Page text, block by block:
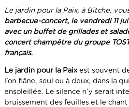
Le jardin pour la Paix, à Bitche,
barbecue-concert, le vendredi 11
avec un buffet de grillades et
concert champêtre du groupe
français.
Le jardin pour la Paixest souvent
l’on flâne, seul ou à deux, dans la
ensoleillée. Le silence n’y serait
bruissement des feuilles et le chant